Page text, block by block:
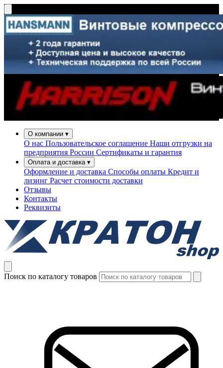
О компании ▾
О нас Пользовательское соглашение Наши отгрузки на
предприятия России Сертификаты и гарантия
Оплата и доставка ▾
Оформление и доставка Способы оплаты Кредит и
лизинг Расчет стоимости доставки
Отзывы
Контакты
Реквизиты
Поиск по каталогу товаров